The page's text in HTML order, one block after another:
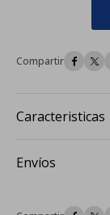
 
Caracteristicas
Envíos